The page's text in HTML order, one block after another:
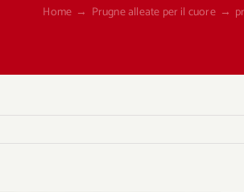
Home → Prugne alleate per il cuore →